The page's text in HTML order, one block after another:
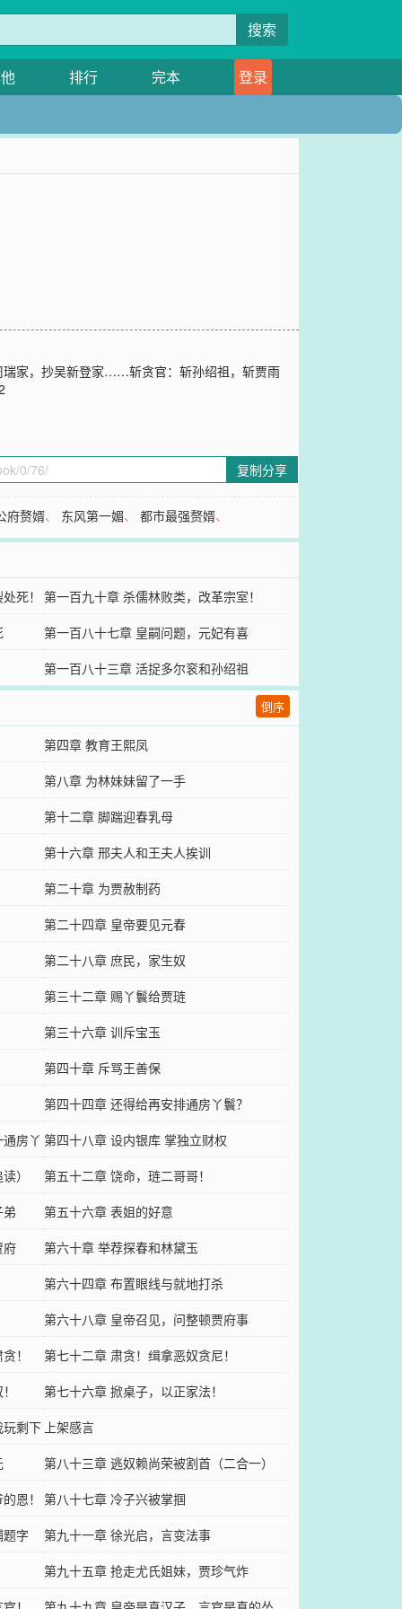
搜索
排行 完本 登录
瑞家，抄吴新登家……斩贪官：斩孙绍祖，斩贾雨
复制分享
府赘婿、 东风第一媚、都市最强赘婿、
死！ 第一百九十章 杀儒林败类，改革宗室！
第一百八十七章 皇嗣问题，元妃有喜
第一百八十三章 活捉多尔衮和孙绍祖
倒序
第四章 教育王熙凤
第八章 为林妹妹留了一手
第十二章 脚踹迎春乳母
第十六章 邢夫人和王夫人挨训
第二十章 为贾赦制药
第二十四章 皇帝要见元春
第二十八章 庶民，家生奴
第三十二章 赐丫鬟给贾琏
第三十六章 训斥宝玉
第四十章 斥骂王善保
第四十四章 还得给再安排通房丫鬟？
房丫 第四十八章 设内银库 掌独立财权
）
第五十二章 饶命，琏二哥哥！
第五十六章 表姐的好意
府
第六十章 举荐探春和林黛玉
第六十四章 布置眼线与就地打杀
第六十八章 皇帝召见，问整顿贾府事
！
第七十二章 肃贪！缉拿恶奴贪尼！
第七十六章 掀桌子，以正家法！
剩下 上架感言
第八十三章 逃奴赖尚荣被割首（二合一）
恩！ 第八十七章 冷子兴被掌掴
字
第九十一章 徐光启，言变法事
第九十五章 抢走尤氏姐妹，贾珍气炸